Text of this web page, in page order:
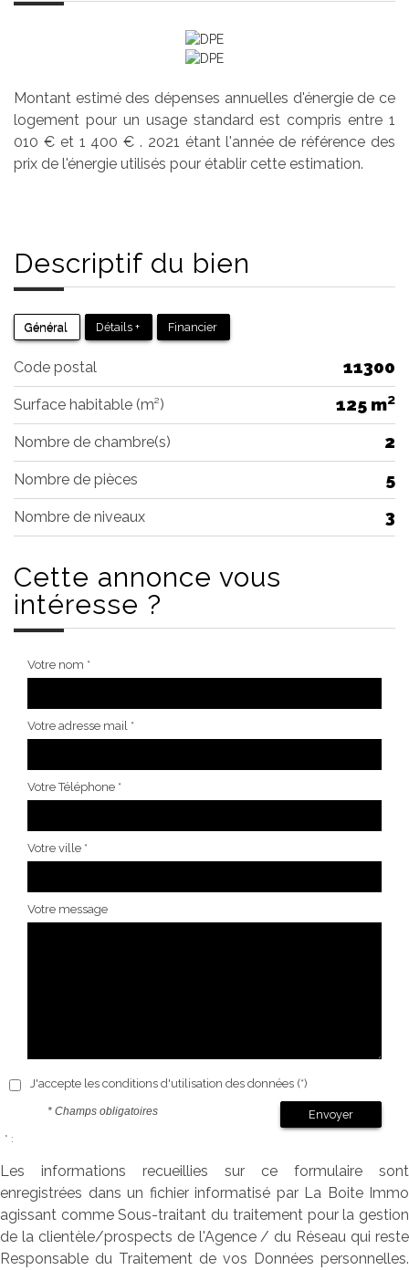
Montant estimé des dépenses annuelles d'énergie de ce
logement pour un usage standard est compris entre 1
010 € et 1 400 € . 2021 étant l'année de référence des
prix de l'énergie utilisés pour établir cette estimation.
Descriptif du bien
Général Détails + Financier
Code postal 11300
Surface habitable (m²) 125 m²
Nombre de chambre(s) 2
Nombre de pièces 5
Nombre de niveaux 3
Cette annonce vous
intéresse ?
Votre nom *
Votre adresse mail *
Votre Téléphone *
Votre ville *
Votre message
J'accepte les conditions d'utilisation des données (*)
Envoyer
* Champs obligatoires
* :
Les informations recueillies sur ce formulaire sont
enregistrées dans un fichier informatisé par La Boite Immo
agissant comme Sous-traitant du traitement pour la gestion
de la clientèle/prospects de l'Agence / du Réseau qui reste
Responsable du Traitement de vos Données personnelles.